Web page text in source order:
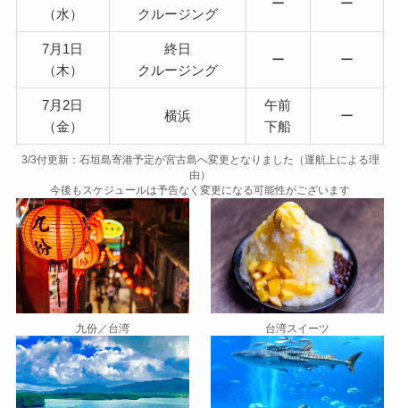
（水）
クルージング
7月1日
（木）
終日
クルージング
ー ー
7月2日
（金）
横浜
午前
下船
ー
3/3付更新：石垣島寄港予定が宮古島へ変更となりました（運航上による理
由）
今後もスケジュールは予告なく変更になる可能性がございます
九份／台湾 台湾スイーツ